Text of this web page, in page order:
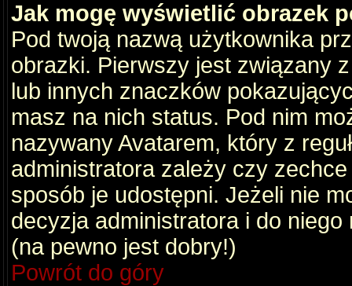
Jak mogę wyświetlić obrazek
Pod twoją nazwą użytkownika
obrazki. Pierwszy jest związany
lub innych znaczków
masz na nich status. Pod nim
nazywany Avatarem, który z
administratora zależy czy
sposób je udostępni. Jeżeli nie
decyzja administratora i do
(na pewno jest dobry!)
Powrót do góry